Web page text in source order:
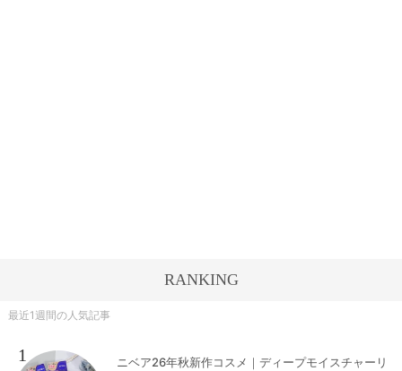
RANKING
最近1週間の人気記事
1
ニベア26年秋新作コスメ｜ディープモイスチャーリ